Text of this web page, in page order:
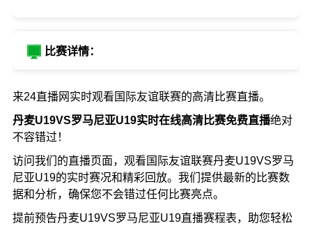
比赛详情：
来24直播网实时观看国际友谊联赛的高清比赛直播。
丹麦U19VS罗马尼亚U19实时在线高清比赛免费直播绝对
不容错过！
访问我们的直播页面，观看国际友谊联赛丹麦U19VS罗马
尼亚U19的实时赛况和精彩回放。我们提供最新的比赛数
据和分析，确保您不会错过任何比赛亮点。
提前预告丹麦U19VS罗马尼亚U19直播赛程表，助您轻松